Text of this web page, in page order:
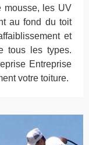
mousse, les UV
au fond du toit
et
tous les types.
Entreprise
votre toiture.